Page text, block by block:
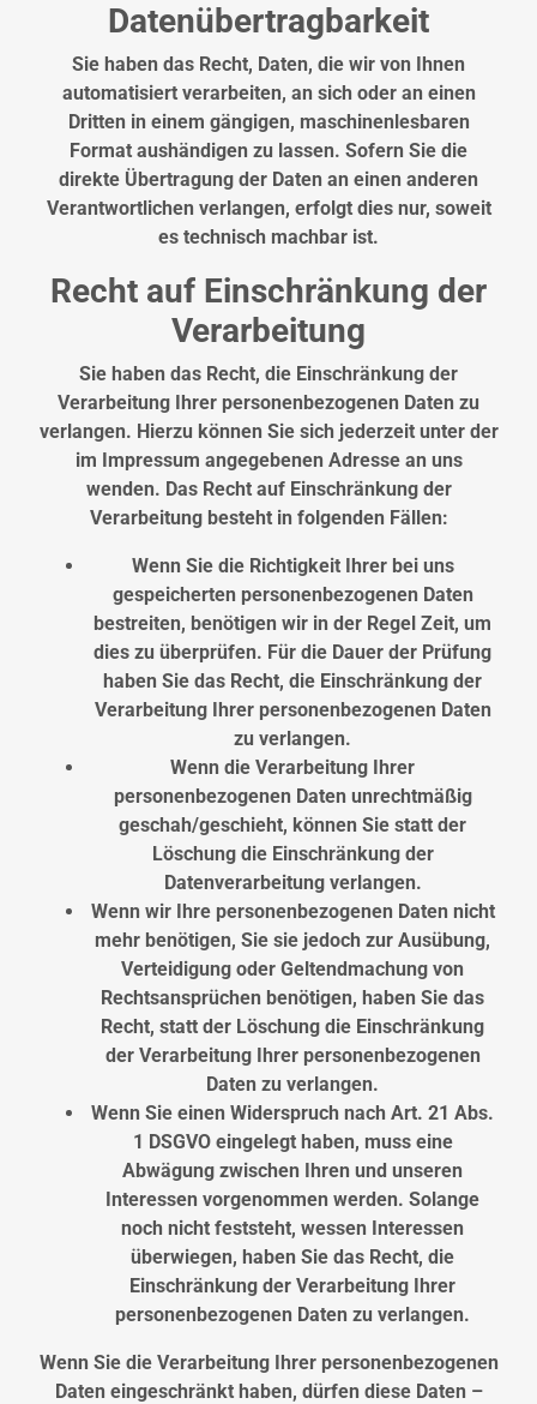
Datenübertragbarkeit
Sie haben das Recht, Daten, die wir von Ihnen
automatisiert verarbeiten, an sich oder an einen
Dritten in einem gängigen, maschinenlesbaren
Format aushändigen zu lassen. Sofern Sie die
direkte Übertragung der Daten an einen anderen
Verantwortlichen verlangen, erfolgt dies nur, soweit
es technisch machbar ist.
Recht auf Einschränkung der
Verarbeitung
Sie haben das Recht, die Einschränkung der
Verarbeitung Ihrer personenbezogenen Daten zu
verlangen. Hierzu können Sie sich jederzeit unter der
im Impressum angegebenen Adresse an uns
wenden. Das Recht auf Einschränkung der
Verarbeitung besteht in folgenden Fällen:
Wenn Sie die Richtigkeit Ihrer bei uns
gespeicherten personenbezogenen Daten
bestreiten, benötigen wir in der Regel Zeit, um
dies zu überprüfen. Für die Dauer der Prüfung
haben Sie das Recht, die Einschränkung der
Verarbeitung Ihrer personenbezogenen Daten
zu verlangen.
Wenn die Verarbeitung Ihrer
personenbezogenen Daten unrechtmäßig
geschah/geschieht, können Sie statt der
Löschung die Einschränkung der
Datenverarbeitung verlangen.
Wenn wir Ihre personenbezogenen Daten nicht
mehr benötigen, Sie sie jedoch zur Ausübung,
Verteidigung oder Geltendmachung von
Rechtsansprüchen benötigen, haben Sie das
Recht, statt der Löschung die Einschränkung
der Verarbeitung Ihrer personenbezogenen
Daten zu verlangen.
Wenn Sie einen Widerspruch nach Art. 21 Abs.
1 DSGVO eingelegt haben, muss eine
Abwägung zwischen Ihren und unseren
Interessen vorgenommen werden. Solange
noch nicht feststeht, wessen Interessen
überwiegen, haben Sie das Recht, die
Einschränkung der Verarbeitung Ihrer
personenbezogenen Daten zu verlangen.
Wenn Sie die Verarbeitung Ihrer personenbezogenen
Daten eingeschränkt haben, dürfen diese Daten –